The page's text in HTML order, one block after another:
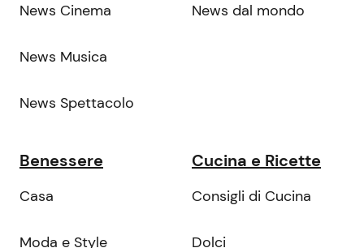
News Cinema
News Musica
News Spettacolo
News dal mondo
Benessere
Casa
Moda e Style
Cucina e Ricette
Consigli di Cucina
Dolci